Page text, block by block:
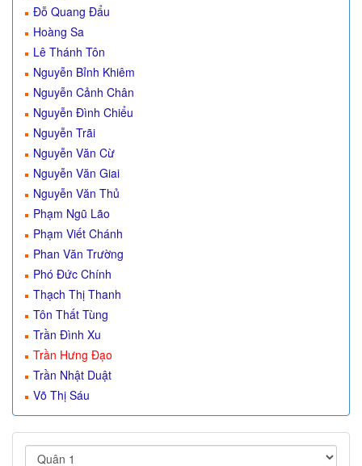
Đỗ Quang Đẩu
Hoàng Sa
Lê Thánh Tôn
Nguyễn Bỉnh Khiêm
Nguyễn Cảnh Chân
Nguyễn Đình Chiểu
Nguyễn Trãi
Nguyễn Văn Cừ
Nguyễn Văn Giai
Nguyễn Văn Thủ
Phạm Ngũ Lão
Phạm Viết Chánh
Phan Văn Trường
Phó Đức Chính
Thạch Thị Thanh
Tôn Thất Tùng
Trần Đình Xu
Trần Hưng Đạo
Trần Nhật Duật
Võ Thị Sáu